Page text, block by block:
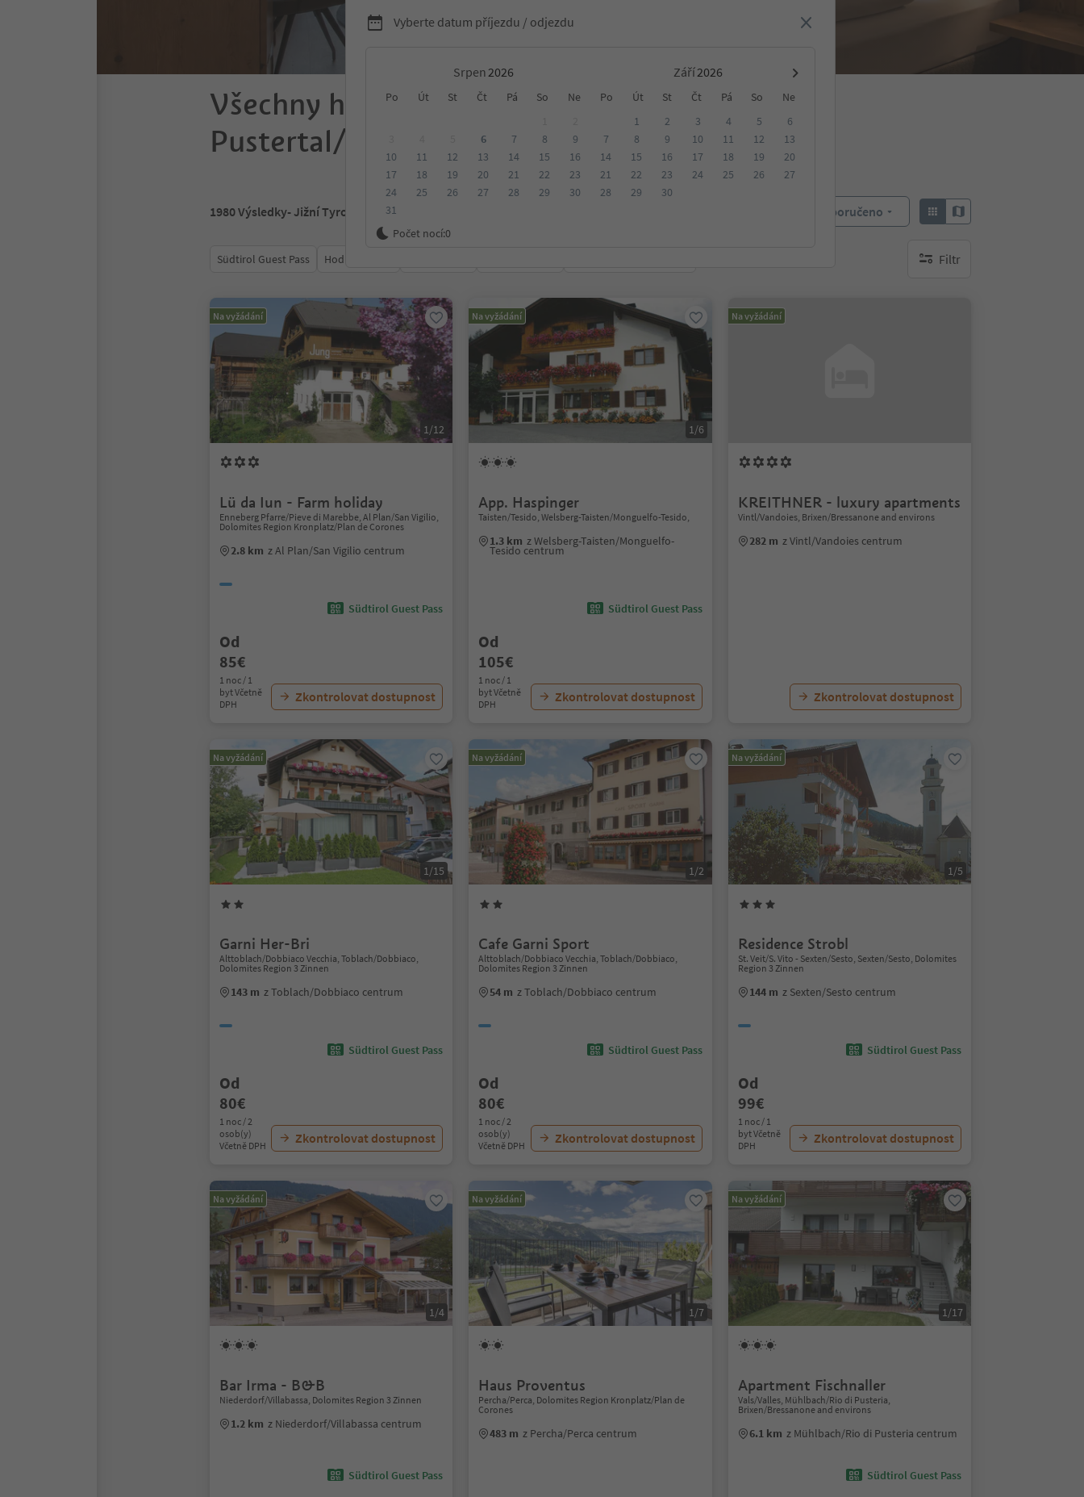
Vyberte datum příjezdu / odjezdu
Srpen Září
Po Út St Čt Pá So Ne Po Út St Čt Pá So
Ne
6 7 8
9
10
11 12 13 14 15
16
17
18 19 20 21 22
23
24
25 26 27 28 29
30
31
1 2 3 4 5
6
7
8 9 10 11 12
13
14
15 16 17 18 19
20
21
22 23 24 25 26
27
28
29 30
Počet nocí:0
Všechny hotely a penziony v
Pustertal/Val Pusteria
1980Výsledky- Jižní Tyrolsko Doporučeno
Südtirol Guest Pass Hodnocení Filtr
brak aktywnych filtrów
Na vyžádání
1/12
Lü da Iun - Farm holiday
Enneberg Pfarre/Pieve di Marebbe, Al Plan/San Vigilio,
Dolomites Region Kronplatz/Plan de Corones
2.8 km z Al Plan/San Vigilio centrum
Südtirol Guest Pass
Od
85€
1 noc / 1
byt Včetně
DPH
Zkontrolovat dostupnost
Na vyžádání
1/6
App. Haspinger
Taisten/Tesido, Welsberg-Taisten/Monguelfo-Tesido,
1.3 km z Welsberg-Taisten/Monguelfo-
Tesido centrum
Südtirol Guest Pass
Od
105€
1 noc / 1
byt Včetně
DPH
Zkontrolovat dostupnost
Na vyžádání
KREITHNER - luxury apartments
Vintl/Vandoies, Brixen/Bressanone and environs
282 m z Vintl/Vandoies centrum
Zkontrolovat dostupnost
Na vyžádání
1/15
Garni Her-Bri
Alttoblach/Dobbiaco Vecchia, Toblach/Dobbiaco,
Dolomites Region 3 Zinnen
143 m z Toblach/Dobbiaco centrum
Südtirol Guest Pass
Od
80€
1 noc / 2
osob(y)
Včetně DPH
Zkontrolovat dostupnost
Na vyžádání
1/2
Cafe Garni Sport
Alttoblach/Dobbiaco Vecchia, Toblach/Dobbiaco,
Dolomites Region 3 Zinnen
54 m z Toblach/Dobbiaco centrum
Südtirol Guest Pass
Od
80€
1 noc / 2
osob(y)
Včetně DPH
Zkontrolovat dostupnost
Na vyžádání
1/5
Residence Strobl
St. Veit/S. Vito - Sexten/Sesto, Sexten/Sesto, Dolomites
Region 3 Zinnen
144 m z Sexten/Sesto centrum
Südtirol Guest Pass
Od
99€
1 noc / 1
byt Včetně
DPH
Zkontrolovat dostupnost
Na vyžádání
1/4
Bar Irma - B&B
Niederdorf/Villabassa, Dolomites Region 3 Zinnen
1.2 km z Niederdorf/Villabassa centrum
Südtirol Guest Pass
Na vyžádání
1/7
Haus Proventus
Percha/Perca, Dolomites Region Kronplatz/Plan de
Corones
483 m z Percha/Perca centrum
Na vyžádání
1/17
Apartment Fischnaller
Vals/Valles, Mühlbach/Rio di Pusteria,
Brixen/Bressanone and environs
6.1 km z Mühlbach/Rio di Pusteria centrum
Südtirol Guest Pass